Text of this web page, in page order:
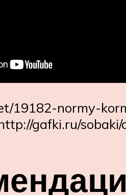
19182-normy-
gafki.ru/